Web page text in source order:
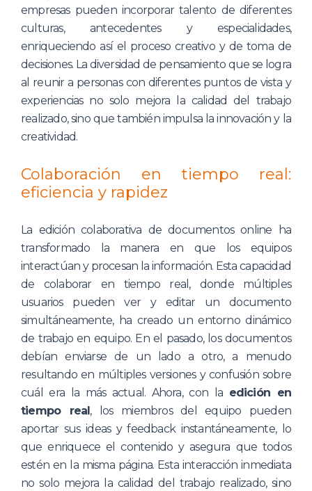
empresas pueden incorporar talento de diferentes
culturas, antecedentes y especialidades,
enriqueciendo así el proceso creativo y de toma de
decisiones. La diversidad de pensamiento que se logra
al reunir a personas con diferentes puntos de vista y
experiencias no solo mejora la calidad del trabajo
realizado, sino que también impulsa la innovación y la
creatividad.
Colaboración en tiempo real:
eficiencia y rapidez
La edición colaborativa de documentos online ha
transformado la manera en que los equipos
interactúan y procesan la información. Esta capacidad
de colaborar en tiempo real, donde múltiples
usuarios pueden ver y editar un documento
simultáneamente, ha creado un entorno dinámico
de trabajo en equipo. En el pasado, los documentos
debían enviarse de un lado a otro, a menudo
resultando en múltiples versiones y confusión sobre
cuál era la más actual. Ahora, con la edición en
tiempo real, los miembros del equipo pueden
aportar sus ideas y feedback instantáneamente, lo
que enriquece el contenido y asegura que todos
estén en la misma página. Esta interacción inmediata
no solo mejora la calidad del trabajo realizado, sino